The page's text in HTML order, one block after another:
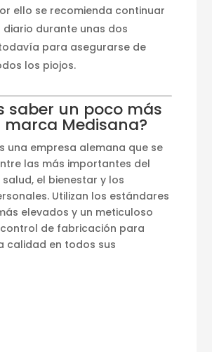
ello se recomienda continuar
diario durante unas dos
para asegurarse de
los piojos.
saber un poco más
marca Medisana?
una empresa alemana que se
las más importantes del
el bienestar y los
Utilizan los estándares
elevados y un meticuloso
de fabricación para
calidad en todos sus